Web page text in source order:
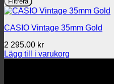
CASIO Vintage 35mm Gold
2 295.00 kr
Lägg till i varukorg